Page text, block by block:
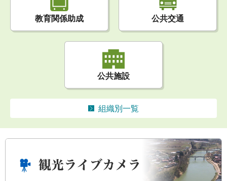
教育関係助成 公共交通
公共施設
組織別一覧